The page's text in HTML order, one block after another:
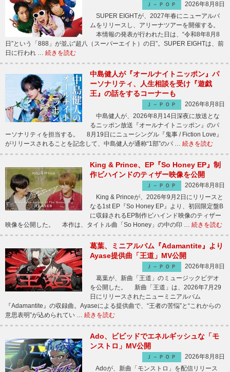
Ｊ－ＰＯＰ
2026年8月8日
SUPER EIGHTが、2027年春にニューアルバ
ムをリリースし、アリーナツアーを開催する。
本情報の発表が行われた日は、“令和8年8月8
日”という「888」が並ぶ“超八（スーパーエイト）の日”。SUPER EIGHTは、前
日に行われ … 続きを読む
中島健人が『オールナイトニッポン』パ
ーソナリティ、人生相談を受け『遊戯
王』の話をするコーナーも
Ｊ－ＰＯＰ
2026年8月8日
中島健人が、2026年8月14日深夜に放送とな
るニッポン放送『オールナイトニッポン』のパ
ーソナリティを担当する。 8月19日にニューシングル『鬼事 / Fiction Love』
がリリースされることを記念して、中島健人が通称“1部”のパ … 続きを読む
King & Prince、EP『So Honey EP』制
作ビハインドのティザー映像を公開
Ｊ－ＰＯＰ
2026年8月8日
King & Princeが、2026年9月2日にリリースと
なる1st EP『So Honey EP』より、初回限定盤B
に収録されるEP制作ビハインド映像のティザー
映像を公開した。 本作は、タイトル曲「So Honey」の中の印 … 続きを読む
葛葉、ミニアルバム『Adamantite』より
Ayase提供曲「王道」MV公開
Ｊ－ＰＯＰ
2026年8月8日
葛葉が、新曲「王道」のミュージックビデオ
を公開した。 新曲「王道」は、2026年7月29
日にリリースされたニューミニアルバム
『Adamantite』の収録曲。Ayaseによる提供曲で、“王者の苦悩”と“これからの
意思表明”が込められてい … 続きを読む
Ado、ビビッドでエネルギッシュな「モ
ンストロ」MV公開
Ｊ－ＰＯＰ
2026年8月8日
Adoが、新曲「モンストロ」を配信リリース